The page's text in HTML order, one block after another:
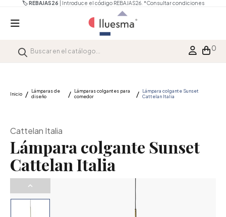
🏷️ REBAJAS26 | Introduce el código REBAJAS26. *Consultar condiciones
0
Inicio
Lámparas de
diseño
Lámparas colgantes para
comedor
Lámpara colgante Sunset
Cattelan Italia
Cattelan Italia
Lámpara colgante Sunset
Cattelan Italia